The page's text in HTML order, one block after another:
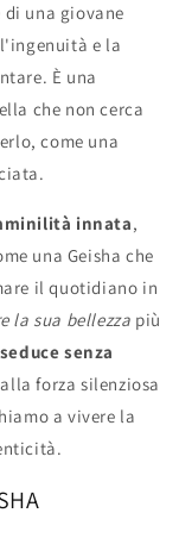
una giovane
e la
È una
che non cerca
come una
innata,
una Geisha che
il quotidiano in
la sua bellezza più
seduce senza
forza silenziosa
a vivere la